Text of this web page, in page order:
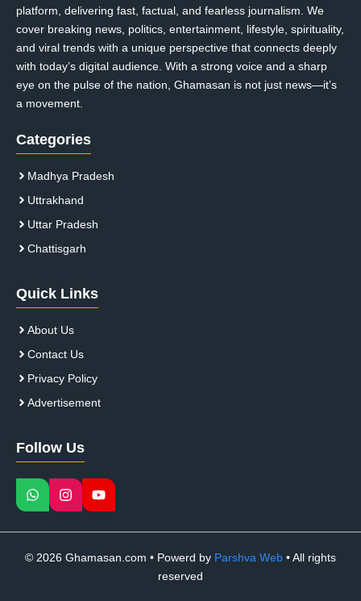
platform, delivering fast, factual, and fearless journalism. We
cover breaking news, politics, entertainment, lifestyle, spirituality,
and viral trends with a unique perspective that connects deeply
with today’s digital audience. With a strong voice and a sharp
eye on the pulse of the nation, Ghamasan is not just news—it’s
a movement.
Categories
Madhya Pradesh
Uttrakhand
Uttar Pradesh
Chattisgarh
Quick Links
About Us
Contact Us
Privacy Policy
Advertisement
Follow Us
© 2026 Ghamasan.com • Powerd by Parshva Web • All rights
reserved